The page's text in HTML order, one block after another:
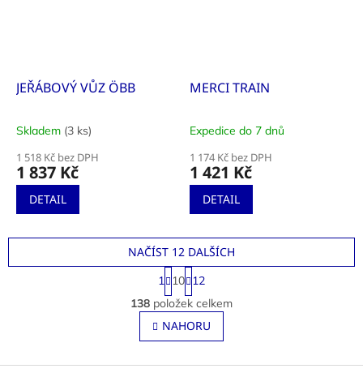
JEŘÁBOVÝ VŮZ ÖBB
Průměrné
produktu
je
5,0
hvězdiček.
Skladem (3 ks)
1 518 Kč bez DPH
1 837 Kč
DETAIL
MERCI TRAIN
Průměrné
produktu
je
5,0
hvězdiček.
Expedice do 7 dnů
1 174 Kč bez DPH
1 421 Kč
DETAIL
O
v
l
á
a
NAČÍST 12 DALŠÍCH
S
t
r
á
n
k
v
1 10 12
138 položek celkem
NAHORU
Z